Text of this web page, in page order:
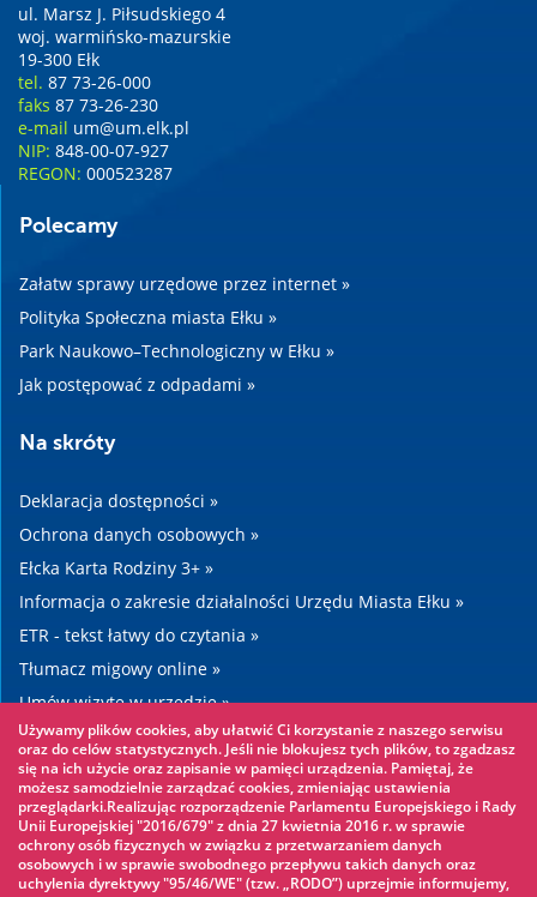
ul. Marsz J. Piłsudskiego 4
woj. warmińsko-mazurskie
19-300 Ełk
tel. 87 73-26-000
faks 87 73-26-230
e-mail um@um.elk.pl
NIP: 848-00-07-927
REGON: 000523287
Polecamy
Załatw sprawy urzędowe przez internet »
Polityka Społeczna miasta Ełku »
Park Naukowo–Technologiczny w Ełku »
Jak postępować z odpadami »
Na skróty
Deklaracja dostępności »
Ochrona danych osobowych »
Ełcka Karta Rodziny 3+ »
Informacja o zakresie działalności Urzędu Miasta Ełku »
ETR - tekst łatwy do czytania »
Tłumacz migowy online »
Umów wizytę w urzędzie »
Drogi »
Warto zobaczyć
Park linowy »
Park Wodny »
Używamy plików cookies, aby ułatwić Ci korzystanie z naszego serwisu
oraz do celów statystycznych. Jeśli nie blokujesz tych plików, to zgadzasz
się na ich użycie oraz zapisanie w pamięci urządzenia. Pamiętaj, że
możesz samodzielnie zarządzać cookies, zmieniając ustawienia
przeglądarki.Realizując rozporządzenie Parlamentu Europejskiego i Rady
Unii Europejskiej "2016/679" z dnia 27 kwietnia 2016 r. w sprawie
ochrony osób fizycznych w związku z przetwarzaniem danych
osobowych i w sprawie swobodnego przepływu takich danych oraz
uchylenia dyrektywy "95/46/WE" (tzw. „RODO”) uprzejmie informujemy,